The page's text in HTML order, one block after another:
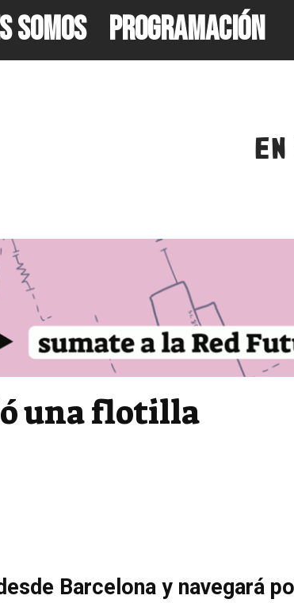
SOMOS PROGRAMACIÓN
EN
una flotilla
Barcelona y navegará